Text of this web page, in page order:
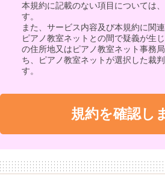
本規約に記載のない項目については
す。
また、サービス内容及び本規約に関
ピアノ教室ネットとの間で疑義が生
の住所地又はピアノ教室ネット事務
ち、ピアノ教室ネットが選択した裁
す。